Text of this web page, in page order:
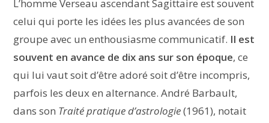
L’homme Verseau ascendant Sagittaire est souvent
celui qui porte les idées les plus avancées de son
groupe avec un enthousiasme communicatif. Il est
souvent en avance de dix ans sur son époque, ce
qui lui vaut soit d’être adoré soit d’être incompris,
parfois les deux en alternance. André Barbault,
dans son Traité pratique d’astrologie(1961), notait